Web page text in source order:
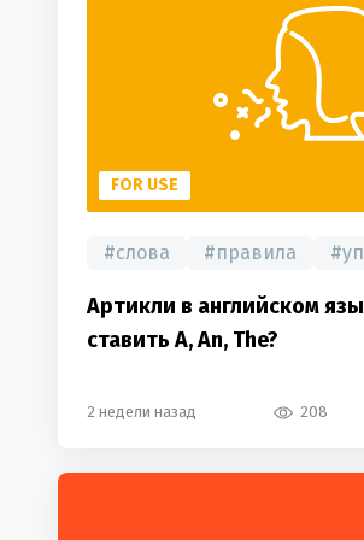
FOR USE
#слова #правила #
Артикли в английском
ставить A, An, The?
2 недели назад 208